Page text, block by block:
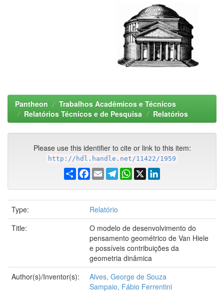
Pantheon
Trabalhos Acadêmicos e Técnicos
Relatórios Técnicos e de Pesquisa
Relatórios
Please use this identifier to cite or link to this item:
http://hdl.handle.net/11422/1959
ShareFacebook
EmailTelegramWhatsApp
X
Type:
Relatório
Title:
O modelo de desenvolvimento do
pensamento geométrico de Van Hiele
e possíveis contribuições da
geometria dinâmica
Author(s)/Inventor(s):
Alves, George de Souza
Sampaio, Fábio Ferrentini